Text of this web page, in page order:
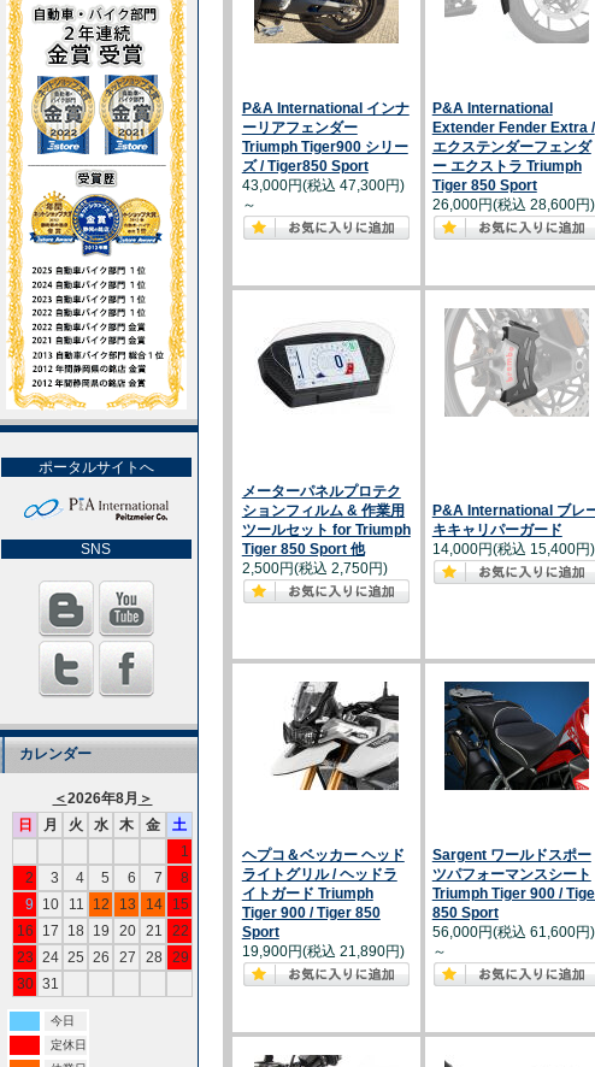
ポータルサイトへ
SNS
カレンダー
＜2026年8月 ＞
日
月 火 水 木 金
土
1
2
3 4 5 6 7
8
9 10 11 12 13 14
15
16
17 18 19 20 21
22
23 24 25 26 27 28
29
30 31
今日
定休日
P&A International インナ
ーリアフェンダー
Triumph Tiger900 シリー
ズ / Tiger850 Sport
43,000円(税込 47,300円)
～
P&A International
Extender Fender Extra /
エクステンダーフェンダ
ー エクストラ Triumph
Tiger 850 Sport
26,000円(税込 28,600円)
メーターパネルプロテク
ションフィルム & 作業用
ツールセット for Triumph
Tiger 850 Sport 他
2,500円(税込 2,750円)
P&A International ブレ
キキャリパーガード
14,000円(税込 15,400円)
ヘプコ＆ベッカー ヘッド
ライトグリル / ヘッドラ
イトガード Triumph
Tiger 900 / Tiger 850
Sport
19,900円(税込 21,890円)
Sargent ワールドスポー
ツパフォーマンスシート
Triumph Tiger 900 /
850 Sport
56,000円(税込 61,600円)
～